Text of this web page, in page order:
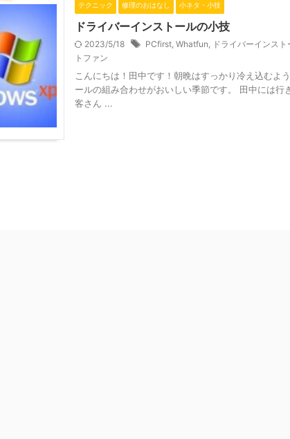
テクニック 修理のおはなし 小ネタ・小技
ドライバーインストールの小技
2023/5/18 PCfirst, Whatfun, ドライバーインスト
トファン
こんにちは！田中です！朝晩はすっかり冷え込むよ
ールの組み合わせがおいしい季節です。 田中には
客さん ...